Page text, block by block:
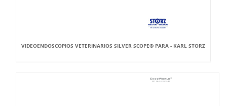
VIDEOENDOSCOPIOS VETERINARIOS SILVER SCOPE® PARA - KARL STORZ